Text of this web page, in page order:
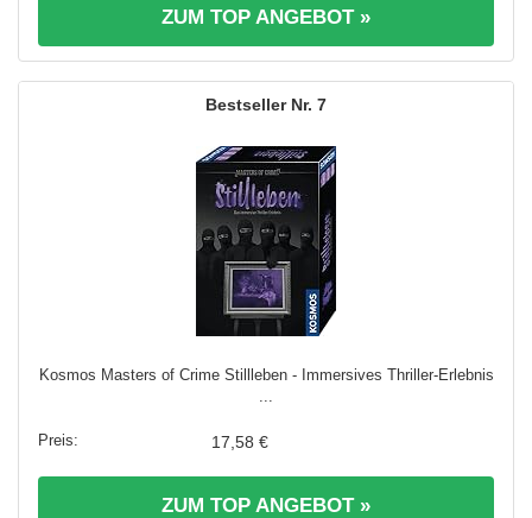
ZUM TOP ANGEBOT »
7
Kosmos Masters of Crime Stillleben - Immersives Thriller-Erlebnis
17,58 €
ZUM TOP ANGEBOT »